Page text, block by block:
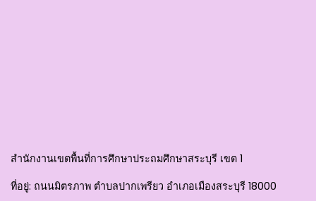
สำนักงานเขตพื้นที่การศึกษาประถมศึกษาสระบุรี เขต 1
ที่อยู่: ถนนมิตรภาพ ตำบลปากเพรียว อำเภอเมืองสระบุรี 18000